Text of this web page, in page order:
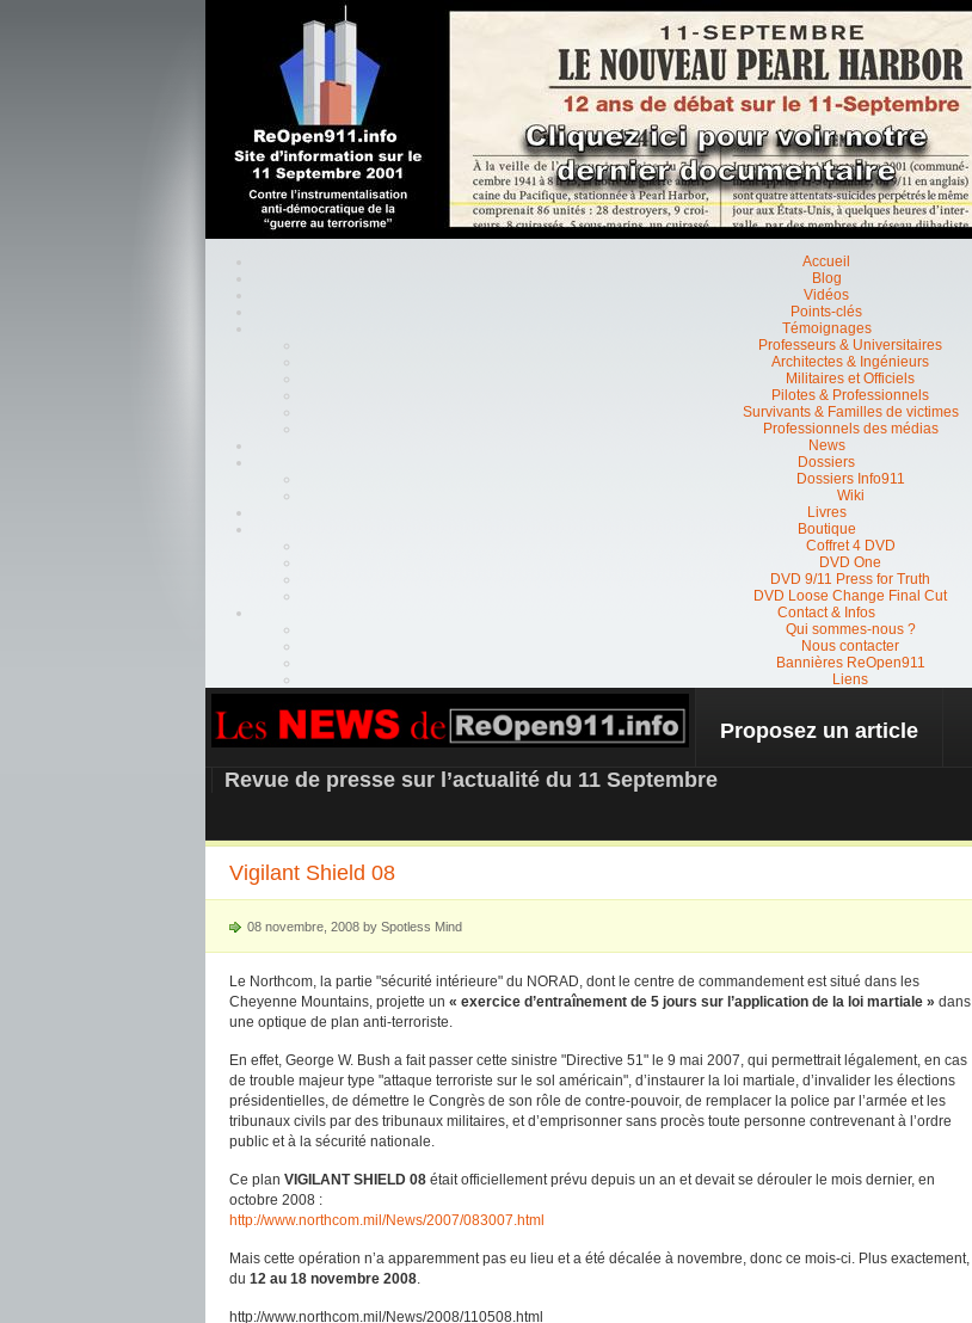
Accueil
Blog
Vidéos
Points-clés
Témoignages
Professeurs & Universitaires
Architectes & Ingénieurs
Militaires et Officiels
Pilotes & Professionnels
Survivants & Familles de victimes
Professionnels des médias
News
Dossiers
Dossiers Info911
Wiki
Livres
Boutique
Coffret 4 DVD
DVD One
DVD 9/11 Press for Truth
DVD Loose Change Final Cut
Contact & Infos
Qui sommes-nous ?
Nous contacter
Bannières ReOpen911
Liens
REOPEN911 – NEWS
Proposez un article
Revue de presse sur l’actualité du 11 Septembre
Vigilant Shield 08
08 novembre, 2008 by Spotless Mind
Le Northcom, la partie "sécurité intérieure" du NORAD, dont le centre de commandement est situé dans les
Cheyenne Mountains, projette un « exercice d’entraînement de 5 jours sur l’application de la loi martiale » dans
une optique de plan anti-terroriste.
En effet, George W. Bush a fait passer cette sinistre "Directive 51" le 9 mai 2007, qui permettrait légalement, en cas
de trouble majeur type "attaque terroriste sur le sol américain", d’instaurer la loi martiale, d’invalider les élections
présidentielles, de démettre le Congrès de son rôle de contre-pouvoir, de remplacer la police par l’armée et les
tribunaux civils par des tribunaux militaires, et d’emprisonner sans procès toute personne contrevenant à l’ordre
public et à la sécurité nationale.
Ce plan VIGILANT SHIELD 08 était officiellement prévu depuis un an et devait se dérouler le mois dernier, en
octobre 2008 :
http://www.northcom.mil/News/2007/083007.html
Mais cette opération n’a apparemment pas eu lieu et a été décalée à novembre, donc ce mois-ci. Plus exactement,
du 12 au 18 novembre 2008.
http://www.northcom.mil/News/2008/110508.html